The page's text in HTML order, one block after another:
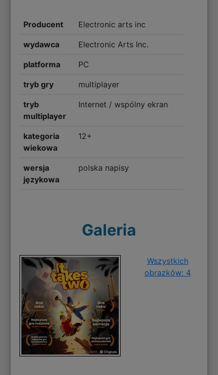
Producent Electronic arts inc
wydawca Electronic Arts Inc.
platforma PC
tryb gry multiplayer
tryb
multiplayer
Internet / wspólny ekran
kategoria
wiekowa
12+
wersja
językowa
polska napisy
Galeria
Wszystkich
obrazków: 4